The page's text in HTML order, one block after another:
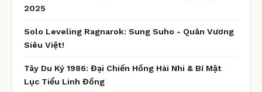
2025
Solo Leveling Ragnarok: Sung Suho - Quân Vương
Siêu Việt!
Tây Du Ký 1986: Đại Chiến Hồng Hài Nhi & Bí Mật
Lục Tiểu Linh Đồng